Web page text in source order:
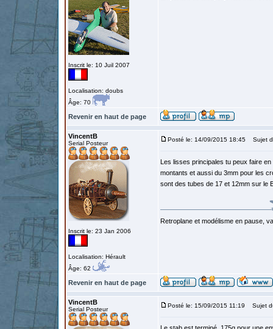
Inscrit le: 10 Juil 2007
Localisation: doubs
Âge: 70
Revenir en haut de page
VincentB
Serial Posteur
Inscrit le: 23 Jan 2006
Localisation: Hérault
Âge: 62
Posté le: 14/09/2015 18:45 Sujet
Les lisses principales tu peux faire
montants et aussi du 3mm pour les
sont des tubes de 17 et 12mm sur le
Retroplane et modélisme en pause,
Revenir en haut de page
VincentB
Serial Posteur
Posté le: 15/09/2015 11:19 Sujet